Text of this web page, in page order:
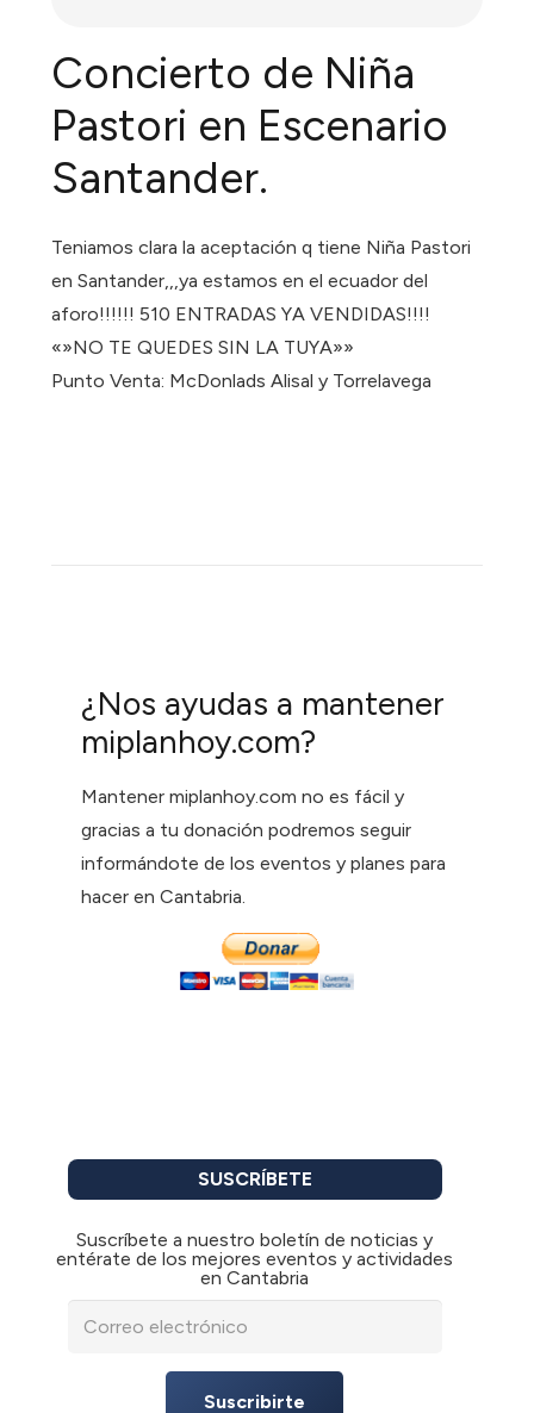
Concierto de Niña
Pastori en Escenario
Santander.
Teniamos clara la aceptación q tiene Niña Pastori
en Santander,,,ya estamos en el ecuador del
aforo!!!!!! 510 ENTRADAS YA VENDIDAS!!!!
«»NO TE QUEDES SIN LA TUYA»»
Punto Venta: McDonlads Alisal y Torrelavega
¿Nos ayudas a mantener
miplanhoy.com?
Mantener miplanhoy.com no es fácil y
gracias a tu donación podremos seguir
informándote de los eventos y planes para
hacer en Cantabria.
SUSCRÍBETE
Suscríbete a nuestro boletín de noticias y
entérate de los mejores eventos y actividades
en Cantabria
Suscribirte